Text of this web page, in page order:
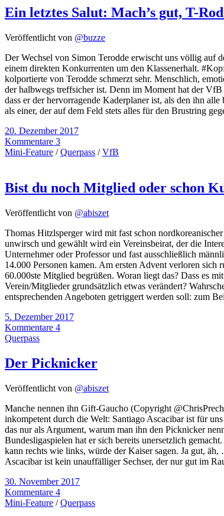
Ein letztes Salut: Mach’s gut, T-
Veröffentlicht von @buzze
Der Wechsel von Simon Terodde erwischt uns völlig auf
einem direkten Konkurrenten um den Klassenerhalt.
kolportierte von Terodde schmerzt sehr. Menschlich,
der halbwegs treffsicher ist. Denn im Moment hat der
dass er der hervorragende Kaderplaner ist, als den ihn
als einer, der auf dem Feld stets alles für den Brustring
20. Dezember 2017
Kommentare 3
Mini-Feature /Querpass /VfB
Bist du noch Mitglied oder schon
Veröffentlicht von @abiszet
Thomas Hitzlsperger wird mit fast schon
unwirsch und gewählt wird ein Vereinsbeirat, der die
Unternehmer oder Professor und fast ausschließlich
14.000 Personen kamen. Am ersten Advent verloren
60.000ste Mitglied begrüßen. Woran liegt das? Dass es
Verein/Mitglieder grundsätzlich etwas verändert?
entsprechenden Angeboten getriggert werden soll: zum
5. Dezember 2017
Kommentare 4
Querpass
Der Picknicker
Veröffentlicht von @abiszet
Manche nennen ihn Gift-Gaucho (Copyright
inkompetent durch die Welt: Santiago Ascacibar ist für
das nur als Argument, warum man ihn den Picknicker
Bundesligaspielen hat er sich bereits unersetzlich
kann rechts wie links, würde der Kaiser sagen. Ja gut,
Ascacibar ist kein unauffälliger Sechser, der nur gut im
30. November 2017
Kommentare 4
Mini-Feature /Querpass